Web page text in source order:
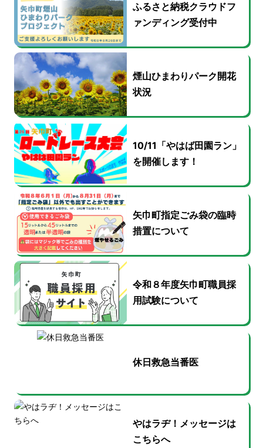
ふるさと納税クラウドフ
ァンディング受付中
煙山ひまわりパーク開花
状況
10/11「やはば田園ラン」
を開催します！
矢巾町指定ごみ袋の臨時
措置について
令和８年度矢巾町職員採
用試験について
休日救急当番医
やはラヂ！メッセージは
こちらへ